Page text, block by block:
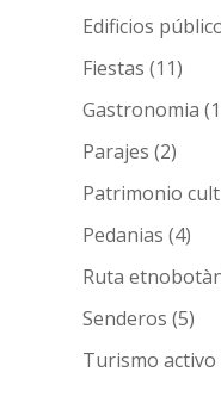
Edificios
Fiestas (11)
Gastronomia
Parajes (2)
Patrimonio
Pedanias (4)
Ruta
Senderos (5)
Turismo activo